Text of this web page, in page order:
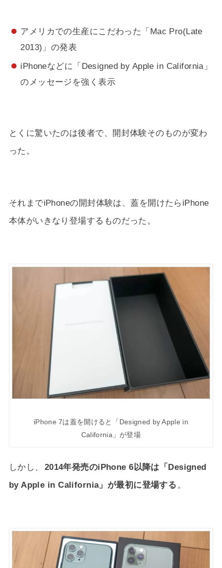
アメリカでの生産にこだわった「Mac Pro(Late
2013)」の発表
iPhoneなどに「Designed by Apple in California」
のメッセージを強く表示
とくに驚いたのは後者で、開封体験そのものが変わ
った。
それまでiPhoneの開封体験は、蓋を開けたらiPhone
本体がいきなり登場するものだった。
iPhone 7は蓋を開けると「Designed by Apple in
California」が登場
しかし、
2014年発売のiPhone 6以降は「Designed
by Apple in California」が最初に登場する 。